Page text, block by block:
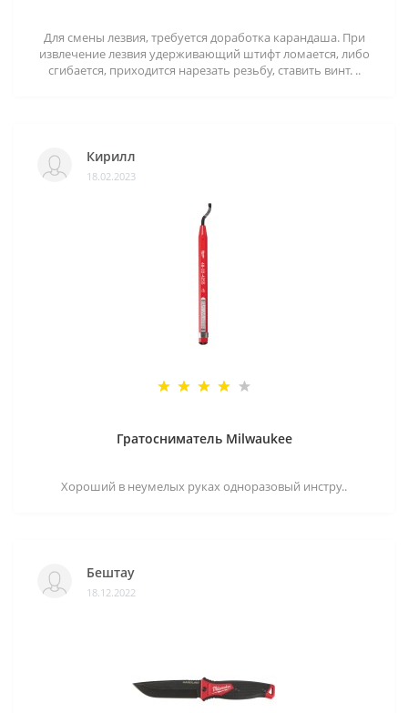
Для смены лезвия, требуется доработка карандаша. При
извлечение лезвия удерживающий штифт ломается, либо
сгибается, приходится нарезать резьбу, ставить винт. ..
Кирилл
18.02.2023
Гратосниматель Milwaukee
Хороший в неумелых руках одноразовый инстру..
Бештау
18.12.2022